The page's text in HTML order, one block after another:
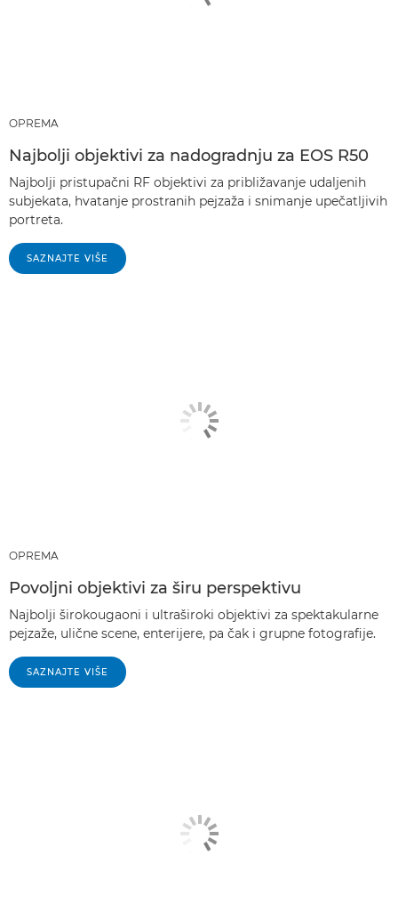
OPREMA
Najbolji objektivi za nadogradnju za EOS R50
Najbolji pristupačni RF objektivi za približavanje udaljenih
subjekata, hvatanje prostranih pejzaža i snimanje upečatljivih
portreta.
SAZNAJTE VIŠE
OPREMA
Povoljni objektivi za širu perspektivu
Najbolji širokougaoni i ultraširoki objektivi za spektakularne
pejzaže, ulične scene, enterijere, pa čak i grupne fotografije.
SAZNAJTE VIŠE